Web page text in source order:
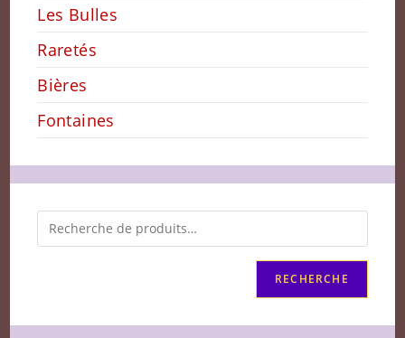
Les Bulles
Raretés
Bières
Fontaines
RECHERCHE